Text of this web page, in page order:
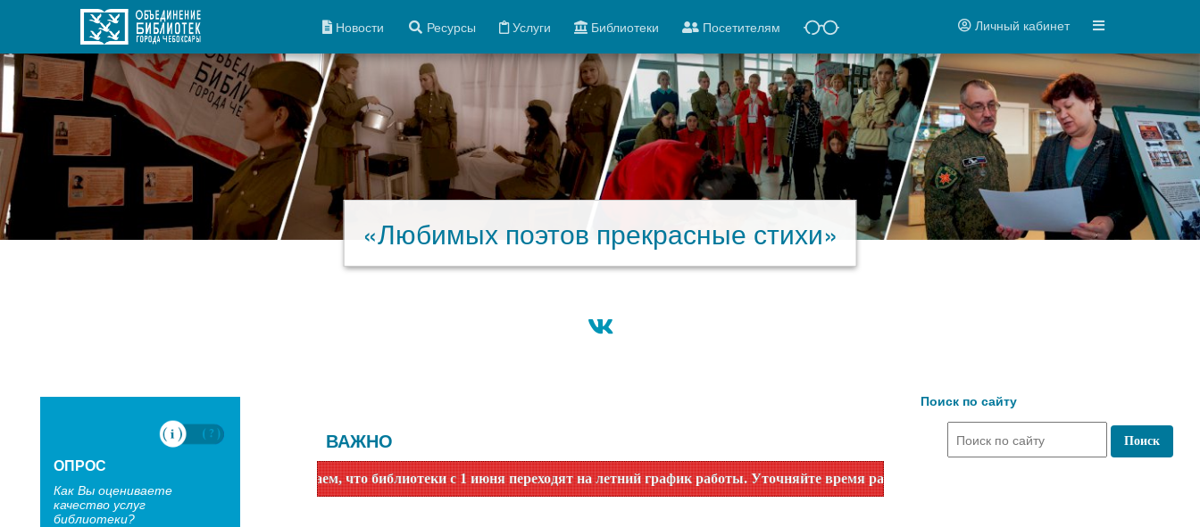
Новости Ресурсы Услуги Библиотеки Посетителям Личный кабинет
«Любимых поэтов прекрасные стихи»
ОПРОС
Как Вы оцениваете
качество услуг
библиотеки?
ВАЖНО
Уважаемые читатели! Сообщаем, что библиотеки с 1 июня переходят на летний график работы. Уточняйте время работы по номеру телефона или на сайте в разделе
Поиск по сайту